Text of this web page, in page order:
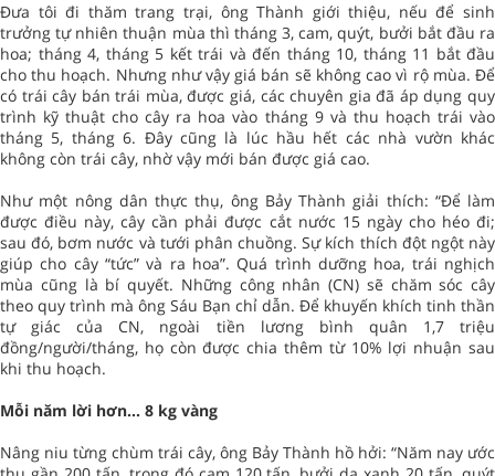
Đưa tôi đi thăm trang trại, ông Thành giới thiệu, nếu để sinh
trưởng tự nhiên thuận mùa thì tháng 3, cam, quýt, bưởi bắt đầu ra
hoa; tháng 4, tháng 5 kết trái và đến tháng 10, tháng 11 bắt đầu
cho thu hoạch. Nhưng như vậy giá bán sẽ không cao vì rộ mùa. Để
có trái cây bán trái mùa, được giá, các chuyên gia đã áp dụng quy
trình kỹ thuật cho cây ra hoa vào tháng 9 và thu hoạch trái vào
tháng 5, tháng 6. Đây cũng là lúc hầu hết các nhà vườn khác
không còn trái cây, nhờ vậy mới bán được giá cao.
Như một nông dân thực thụ, ông Bảy Thành giải thích: “Để làm
được điều này, cây cần phải được cắt nước 15 ngày cho héo đi;
sau đó, bơm nước và tưới phân chuồng. Sự kích thích đột ngột này
giúp cho cây “tức” và ra hoa”. Quá trình dưỡng hoa, trái nghịch
mùa cũng là bí quyết. Những công nhân (CN) sẽ chăm sóc cây
theo quy trình mà ông Sáu Bạn chỉ dẫn. Để khuyến khích tinh thần
tự giác của CN, ngoài tiền lương bình quân 1,7 triệu
đồng/người/tháng, họ còn được chia thêm từ 10% lợi nhuận sau
khi thu hoạch.
Mỗi năm lời hơn... 8 kg vàng
Nâng niu từng chùm trái cây, ông Bảy Thành hồ hởi: “Năm nay ước